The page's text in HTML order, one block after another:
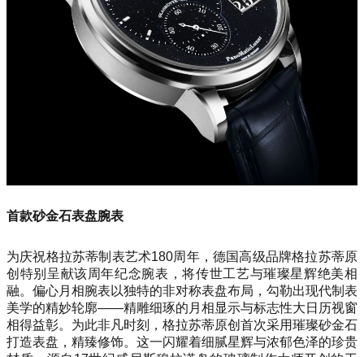
首款砂金石表盘腕表
为庆祝格拉苏蒂制表艺术180周年，德国高级品牌格拉苏蒂原
创特别呈献该周年纪念腕表，将传世工艺与璀璨星辉绝美相
融。偏心月相腕表以独特的非对称表盘布局，勾勒出现代制表
美学的精妙轮廓——精雕细琢的月相显示与标志性大日历视窗
相得益彰。为此非凡时刻，格拉苏蒂原创首次采用璀璨砂金石
打造表盘，精臻修饰。这一闪耀着细腻星辉与浓郁色泽的珍贵